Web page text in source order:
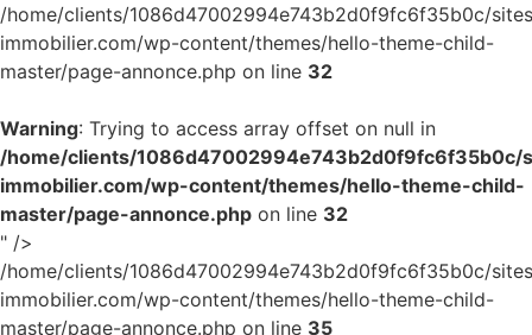
/home/clients/1086d47002994e743b2d0f9fc6f35b0c/
immobilier.com/wp-content/themes/hello-theme-child-
master/page-annonce.php on line 32
Warning: Trying to access array offset on null in
/home/clients/1086d47002994e743b2d0f9fc6f35b0c/
immobilier.com/wp-content/themes/hello-theme-child-
master/page-annonce.php on line 32
" />
/home/clients/1086d47002994e743b2d0f9fc6f35b0c/
immobilier.com/wp-content/themes/hello-theme-child-
master/page-annonce.php on line 35